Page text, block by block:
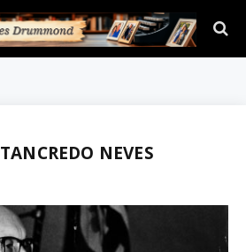
TANCREDO NEVES